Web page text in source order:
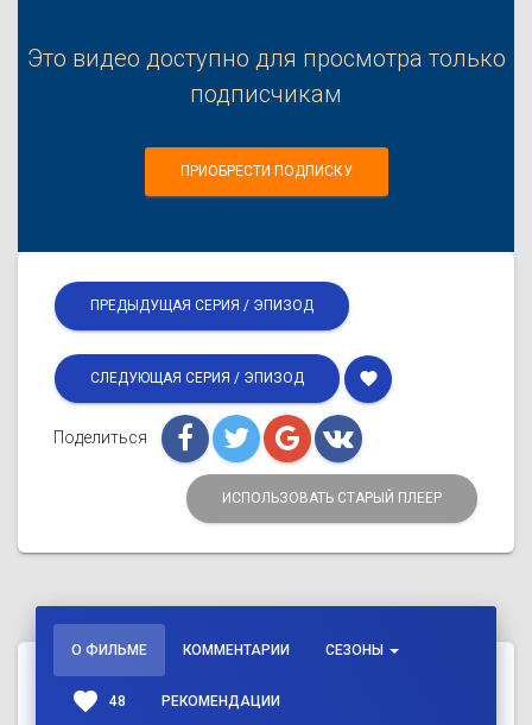
Это видео доступно для просмотра только
подписчикам
ПРИОБРЕСТИ ПОДПИСКУ
ПРЕДЫДУЩАЯ СЕРИЯ / ЭПИЗОД
СЛЕДУЮЩАЯ СЕРИЯ / ЭПИЗОД favorite
Поделиться
ИСПОЛЬЗОВАТЬ СТАРЫЙ ПЛЕЕР
О ФИЛЬМЕ КОММЕНТАРИИ СЕЗОНЫ
favorite 48 РЕКОМЕНДАЦИИ